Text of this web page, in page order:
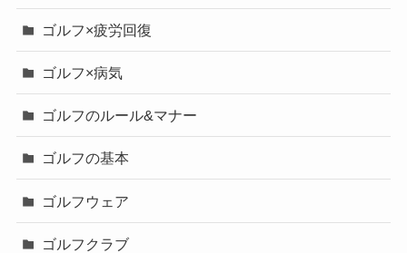
ゴルフ×疲労回復
ゴルフ×病気
ゴルフのルール&マナー
ゴルフの基本
ゴルフウェア
ゴルフクラブ